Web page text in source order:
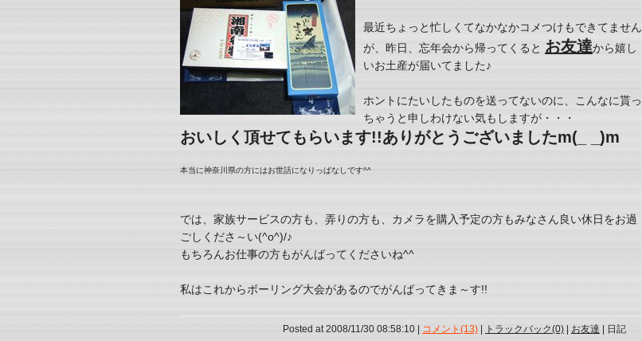
最近ちょっと忙しくてなかなかコメつけもできてません
が、昨日、忘年会から帰ってくると お友達から嬉し
いお土産が届いてました♪
ホントにたいしたものを送ってないのに、こんなに貰っ
ちゃうと申しわけない気もしますが・・・
おいしく頂せてもらいます!!ありがとうございましたm(_ _)m
本当に神奈川県の方にはお世話になりっぱなしです^^
では、家族サービスの方も、弄りの方も、カメラを購入予定の方もみなさん良い休日をお過
ごしくださ～い(^o^)/♪
もちろんお仕事の方もがんばってくださいね^^
私はこれからボーリング大会があるのでがんばってきま～す!!
Posted at 2008/11/30 08:58:10 | コメント(13) トラックバック(0) お友達 | 日記